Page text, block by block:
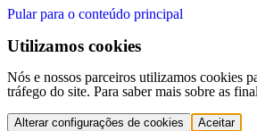
Pular para o conteúdo principal
Utilizamos cookies
Nós e nossos parceiros utilizamos cookies
tráfego do site. Para saber mais sobre as
Alterar configurações de cookies Aceitar